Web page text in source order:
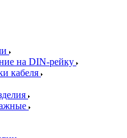
на DIN-рейку
кабеля